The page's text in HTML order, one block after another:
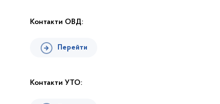
Контакти ОВД:
Перейти
Контакти УТО: